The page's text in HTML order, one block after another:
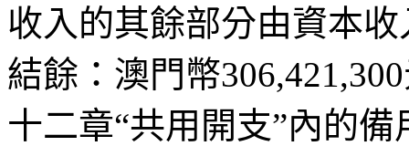
收入的其餘部分由資本
結餘：澳門幣
十二章“共用開支”內的